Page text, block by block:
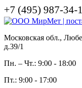
+7 (495) 987-34-
Московская обл.,
д.39/1
Пн. – Чт.: 9:00 - 18:00
Пт.: 9:00 - 17:00